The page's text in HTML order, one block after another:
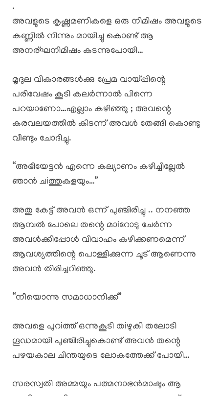
.
അവളുടെ കൃഷ്ണമണികളെ ഒരു നിമിഷം അവളുടെ
കണ്ണിൽ നിന്നും മായിച്ചു കൊണ്ട് ആ
അനര്ഘനിമിഷം കടന്നുപോയി…
മൃദുല വികാരങ്ങൾക്കു പ്രേമ വായ്പ്പിന്റെ
പരിവേഷം കൂടി കലർന്നാൽ പിന്നെ
പറയാണോ…എല്ലാം കഴിഞ്ഞു ; അവന്റെ
കരവലയത്തിൽ കിടന്ന് അവൾ തേങ്ങി കൊണ്ടു
വീണ്ടും ചോദിച്ചു.
“അഭിയേട്ടൻ എന്നെ കല്യാണം കഴിച്ചില്ലേൽ
ഞാൻ ചiത്തുകളയും…”
അതു കേട്ട് അവൻ ഒന്ന് പുഞ്ചിരിച്ചു .. നനഞ്ഞ
ആമ്പൽ പോലെ തന്റെ മാiറോടു ചേർന്ന
അവൾക്കിപ്പോൾ വിവാഹം കഴിക്കണമെന്ന്
ആവശ്യത്തിന്റെ പൊള്ളിക്കുന്ന ചൂട് ആണെന്നു
അവൻ തിരിച്ചറിഞ്ഞു.
“നീയൊന്നു സമാധാനിക്ക്”
അവളെ പുറiത്ത് ഒന്നുകൂടി തiഴുകി തലോടി
ഗൂഡമായി പുഞ്ചിരിച്ചുകൊണ്ട് അവൻ തന്റെ
പഴയകാല ചിന്തയുടെ ലോകത്തേക്ക് പോയി…
സരസ്വതി അമ്മയും പത്മനാഭൻമാഷും ആ